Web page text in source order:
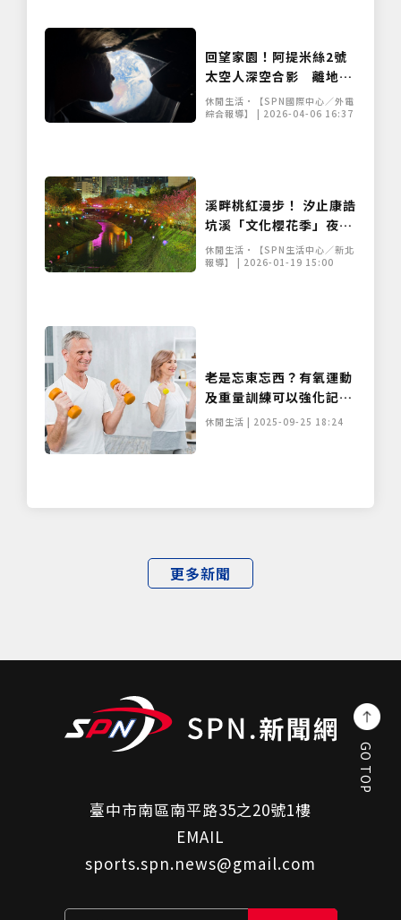
更多新聞
回望家園！阿提米絲2號
太空人深空合影 離地37
萬公里捕捉「絕美地球」
休閒生活•【SPN國際中心／外電
綜合報導】 | 2026-04-06 16:37
溪畔桃紅漫步！ 汐止康誥
坑溪「文化櫻花季」夜間
點燈 浪漫夜櫻首度登場
休閒生活•【SPN生活中心／新北
報導】 | 2026-01-19 15:00
老是忘東忘西？有氧運動
及重量訓練可以強化記憶
力
休閒生活 | 2025-09-25 18:24
臺中市南區南平路35之20號1樓
EMAIL
sports.spn.news@gmail.com
GO TOP